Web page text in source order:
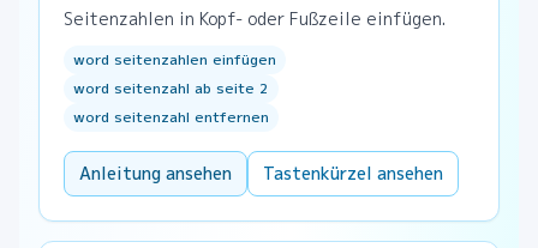
Seitenzahlen in Kopf- oder Fußzeile einfügen.
word seitenzahlen einfügen
word seitenzahl ab seite 2
word seitenzahl entfernen
Anleitung ansehen Tastenkürzel ansehen